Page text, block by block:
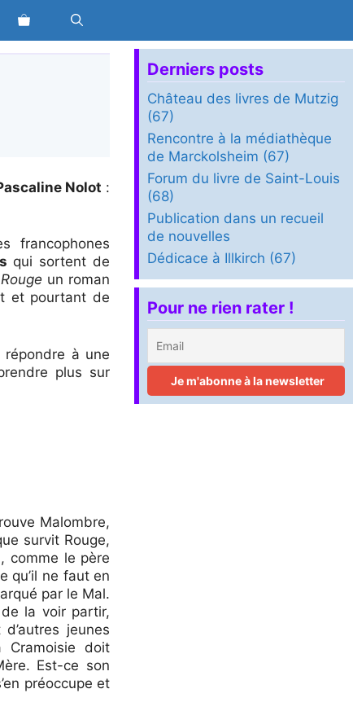
Nolot :
francophones
qui sortent de
Rouge un roman
et pourtant de
répondre à une
plus sur
Malombre,
survit Rouge,
comme le père
qu’il ne faut en
par le Mal.
la voir partir,
jeunes
doit
Est-ce son
préoccupe et
Derniers posts
Château des livres de Mutzig
(67)
Rencontre à la médiathèque
de Marckolsheim (67)
Forum du livre de Saint-Louis
(68)
Publication dans un recueil
de nouvelles
Dédicace à Illkirch (67)
Pour ne rien rater !